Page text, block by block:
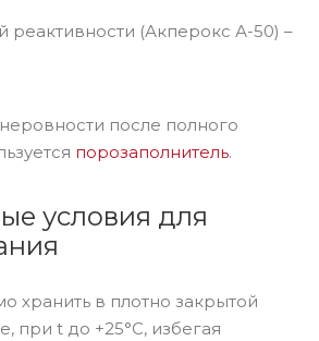
(Акперокс А-50) –
после полного
порозаполнитель.
условия для
хранить в плотно закрытой
при t до +25°С, избегая